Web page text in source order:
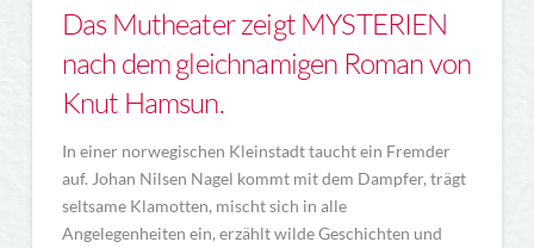
Das Mutheater zeigt MYSTERIEN
nach dem gleichnamigen Roman von
Knut Hamsun.
In einer norwegischen Kleinstadt taucht ein Fremder
auf. Johan Nilsen Nagel kommt mit dem Dampfer, trägt
seltsame Klamotten, mischt sich in alle
Angelegenheiten ein, erzählt wilde Geschichten und